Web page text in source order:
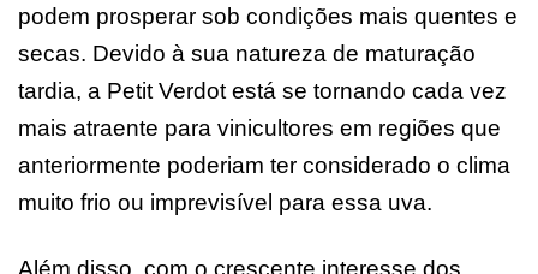
podem prosperar sob condições mais quentes e
secas. Devido à sua natureza de maturação
tardia, a Petit Verdot está se tornando cada vez
mais atraente para vinicultores em regiões que
anteriormente poderiam ter considerado o clima
muito frio ou imprevisível para essa uva.
Além disso, com o crescente interesse dos